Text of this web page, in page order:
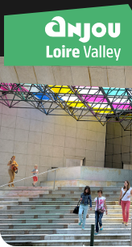
Explore Anjou
See & do
What's on